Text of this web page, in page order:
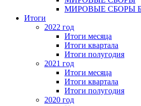
МИРОВЫЕ СБОРЫ
Итоги
2022 год
Итоги месяца
Итоги квартала
Итоги полугодия
2021 год
Итоги месяца
Итоги квартала
Итоги полугодия
2020 год